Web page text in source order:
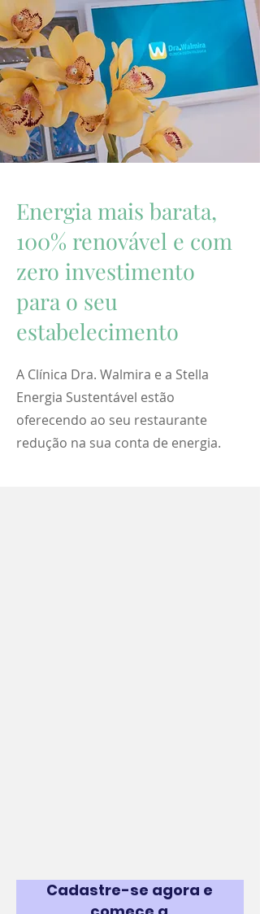
Energia mais barata,
100% renovável e com
zero investimento
para o seu
estabelecimento
A Clínica Dra. Walmira e a Stella
Energia Sustentável estão
oferecendo ao seu restaurante
redução na sua conta de energia.
Cadastre-se agora e